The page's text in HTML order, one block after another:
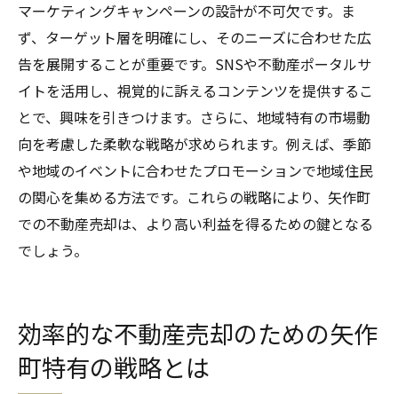
マーケティングキャンペーンの設計が不可欠です。ま
ず、ターゲット層を明確にし、そのニーズに合わせた広
告を展開することが重要です。SNSや不動産ポータルサ
イトを活用し、視覚的に訴えるコンテンツを提供するこ
とで、興味を引きつけます。さらに、地域特有の市場動
向を考慮した柔軟な戦略が求められます。例えば、季節
や地域のイベントに合わせたプロモーションで地域住民
の関心を集める方法です。これらの戦略により、矢作町
での不動産売却は、より高い利益を得るための鍵となる
でしょう。
効率的な不動産売却のための矢作
町特有の戦略とは